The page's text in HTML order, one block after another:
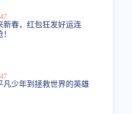
新春，红包狂发好运连
凡少年到拯救世界的英雄